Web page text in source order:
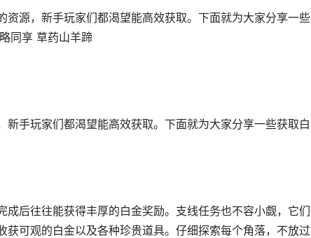
源，新手玩家们都渴望能高效获取。下面就为大家分享一些
同享 草药山羊蹄
手玩家们都渴望能高效获取。下面就为大家分享一些获取白
后往往能获得丰厚的白金奖励。支线任务也不容小觑，它们
可观的白金以及各种珍贵道具。仔细探索每个角落，不放过